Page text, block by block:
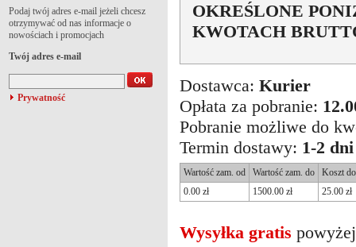
Podaj twój adres e-mail jeżeli chcesz
otrzymywać od nas informacje o
nowościach i promocjach
Twój adres e-mail
Prywatność
OKREŚLONE
KWOTACH
Dostawca: Kurier
Opłata za pobranie:
Pobranie możliwe do
Termin dostawy: 1-2 dni
Wartość zam. od Wartość zam. do
Koszt
0.00 zł
1500.00 zł 25.00 zł
Wysyłka gratis